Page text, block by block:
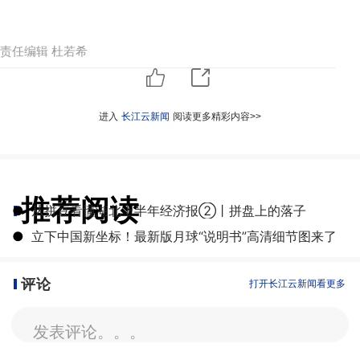
责任编辑 杜若希
进入 长江云新闻 阅读更多精彩内容>>
推荐阅读
● 从拼豆看懂湖北上半年经济报②丨拼盘上的落子
● 立下中国新坐标！最新版月球“说明书”高清细节图来了
评论 打开长江云新闻看更多
发表评论。。。